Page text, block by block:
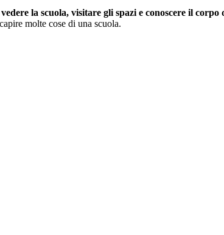
la scuola, visitare gli spazi e conoscere il
molte cose di una scuola.